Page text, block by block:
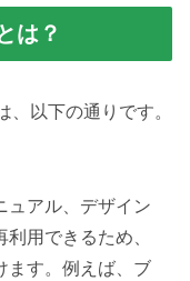
は？
以下の通りです。
ュアル、デザイン
用できるため、
ます。例えば、ブ